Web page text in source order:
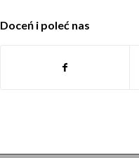
Doceń i poleć nas